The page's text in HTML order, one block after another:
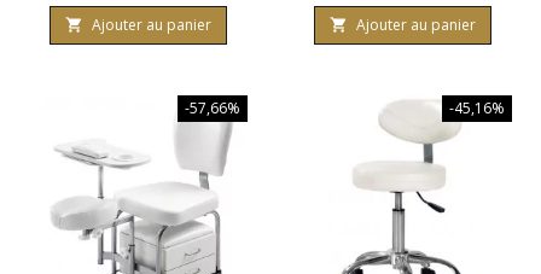
de
base
 Ajouter au panier
de
base
 Ajouter au panier
-57,66% -45,16%